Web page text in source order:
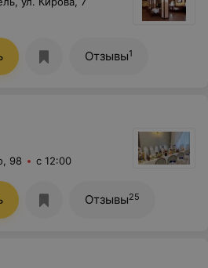
Отзывы1
98 с 12:00
Отзывы25